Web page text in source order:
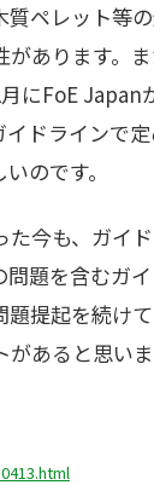
ペレット等
あります。
にFoE
ドラインで
のです。
今も、ガイ
題を含むガ
提起を続け
あると思い